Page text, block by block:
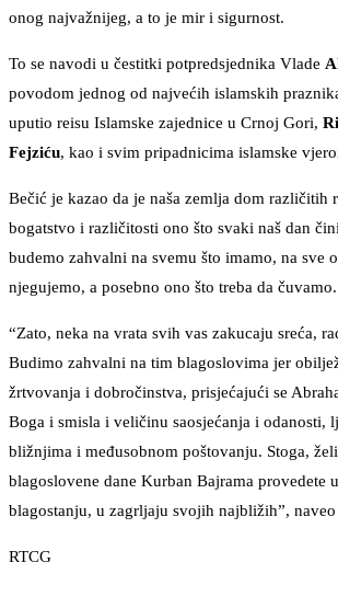
onog najvažnijeg, a to je mir i sigurnost.
To se navodi u čestitki potpredsjednika Vlade
povodom jednog od najvećih islamskih
uputio reisu Islamske zajednice u Crnoj Gori,
Fejziću, kao i svim pripadnicima islamske
Bečić je kazao da je naša zemlja dom različitih
bogatstvo i različitosti ono što svaki naš dan
budemo zahvalni na svemu što imamo, na sve
njegujemo, a posebno ono što treba da čuvamo.
“Zato, neka na vrata svih vas zakucaju sreća,
Budimo zahvalni na tim blagoslovima jer
žrtvovanja i dobročinstva, prisjećajući se
Boga i smisla i veličinu saosjećanja i odanosti,
bližnjima i međusobnom poštovanju. Stoga,
blagoslovene dane Kurban Bajrama provedete
blagostanju, u zagrljaju svojih najbližih”,
RTCG